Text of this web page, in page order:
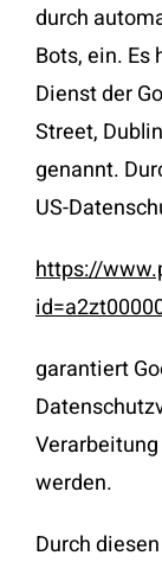
durch
Bots, ein.
Dienst der
Street,
genannt.
US-
https://
garantiert
werden.
Durch